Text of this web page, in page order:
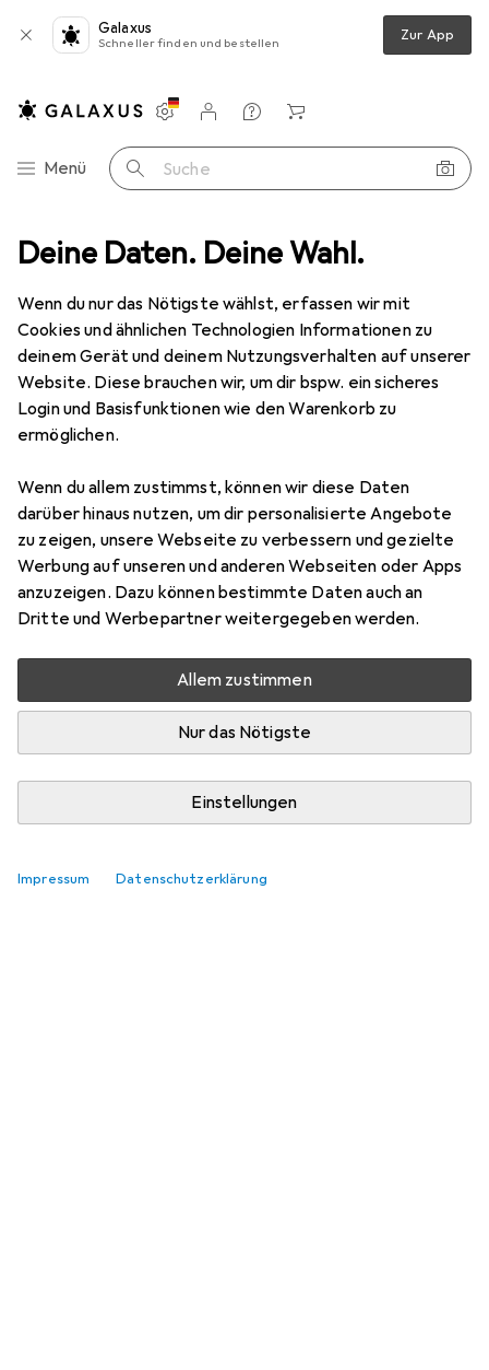
Deine Daten. Deine Wahl.
Wenn du nur das Nötigste wählst, erfassen wir mit
Cookies und ähnlichen Technologien Informationen zu
deinem Gerät und deinem Nutzungsverhalten auf unserer
Website. Diese brauchen wir, um dir bspw. ein sicheres
Login und Basisfunktionen wie den Warenkorb zu
ermöglichen.
Wenn du allem zustimmst, können wir diese Daten
darüber hinaus nutzen, um dir personalisierte Angebote
zu zeigen, unsere Webseite zu verbessern und gezielte
Werbung auf unseren und anderen Webseiten oder Apps
anzuzeigen. Dazu können bestimmte Daten auch an
Dritte und Werbepartner weitergegeben werden.
Allem zustimmen
Nur das Nötigste
Einstellungen
Impressum Datenschutzerklärung
Galaxus
Schneller finden und bestellen Zur App
Navigation nach Kategorien
Menü Suche
Einstellungen
Kundenkonto
Vergleichslisten
Merklisten
Warenkorb
Logitech MX Master OEM Produktbewertungen
EUR
175,05
LogitechMX Master OEM
Kabellos
Bewertung für Logitech MX Master
OEM
stadlfa76
hat dieses Produkt gekauft
Sehr gutes Produkt. Die programmierbaren Tasten sind
für mich ab jetzt unerlässlich
Kommentieren